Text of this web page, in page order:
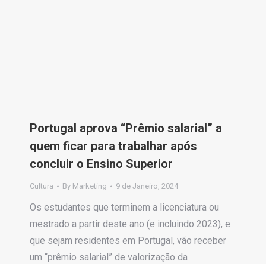
Portugal aprova “Prêmio salarial” a
quem ficar para trabalhar após
concluir o Ensino Superior
Cultura By Marketing 9 de Janeiro, 2024
Os estudantes que terminem a licenciatura ou
mestrado a partir deste ano (e incluindo 2023), e
que sejam residentes em Portugal, vão receber
um “prêmio salarial” de valorização da